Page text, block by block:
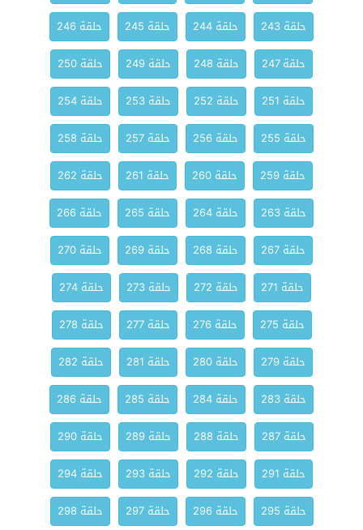
حلقة 243
حلقة 244 حلقة 245
حلقة 246
حلقة 247
حلقة 248 حلقة 249
حلقة 250
حلقة 251
حلقة 252 حلقة 253
حلقة 254
حلقة 255
حلقة 256 حلقة 257
حلقة 258
حلقة 259
حلقة 260 حلقة 261
حلقة 262
حلقة 263
حلقة 264 حلقة 265
حلقة 266
حلقة 267
حلقة 268 حلقة 269
حلقة 270
حلقة 271
حلقة 272 حلقة 273
حلقة 274
حلقة 275
حلقة 276 حلقة 277
حلقة 278
حلقة 279
حلقة 280 حلقة 281
حلقة 282
حلقة 283
حلقة 284 حلقة 285
حلقة 286
حلقة 287
حلقة 288 حلقة 289
حلقة 290
حلقة 291
حلقة 292 حلقة 293
حلقة 294
حلقة 295
حلقة 296 حلقة 297
حلقة 298